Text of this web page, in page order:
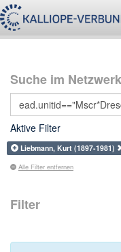
Suche im Netzwerk
Aktive Filter
Liebmann, Kurt (1897-1981)
Alle Filter entfernen
Filter